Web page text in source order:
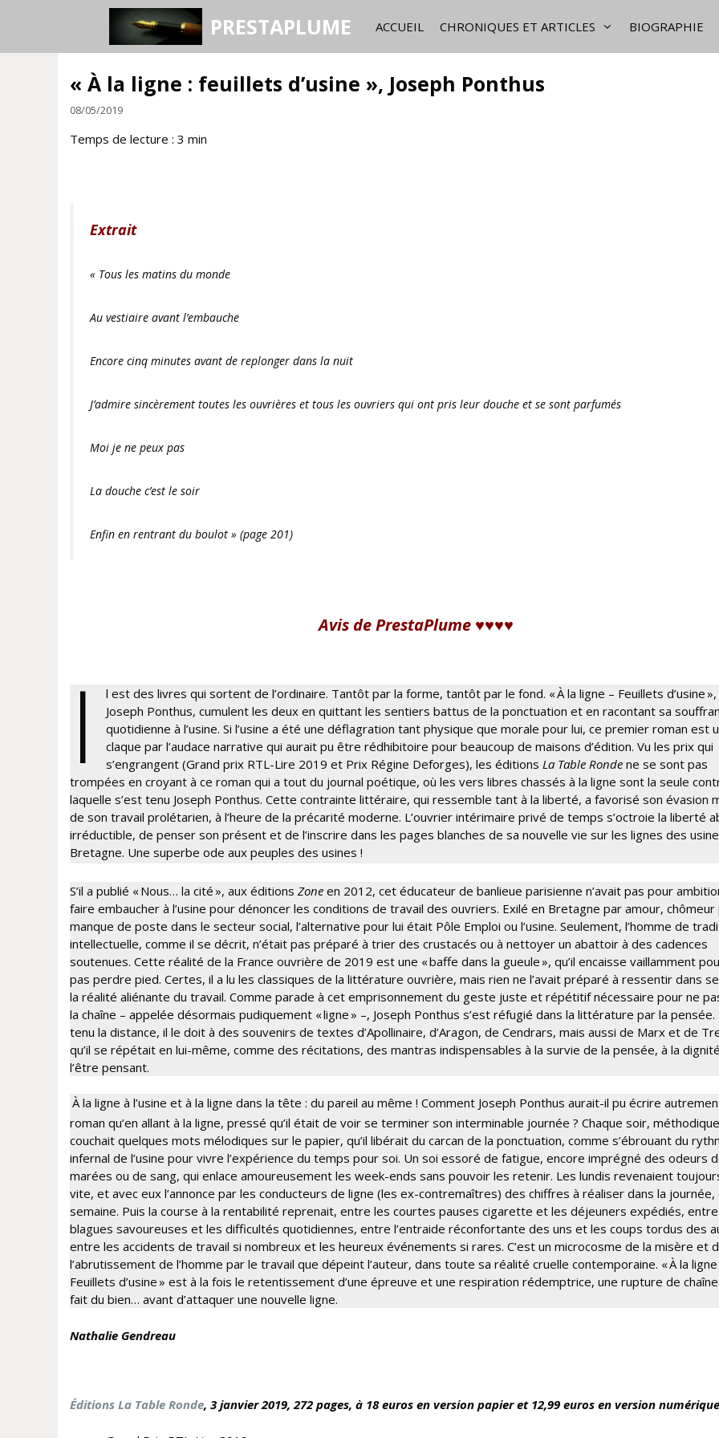
PRESTAPLUME ACCUEIL CHRONIQUES ET ARTICLES BIOGRAPHIE
« À la ligne : feuillets d’usine », Joseph Ponthus
08/05/2019
Temps de lecture : 3 min
Extrait
« Tous les matins du monde
Au vestiaire avant l’embauche
Encore cinq minutes avant de replonger dans la nuit
J’admire sincèrement toutes les ouvrières et tous les ouvriers qui ont pris leur douche et se sont parfumés
Moi je ne peux pas
La douche c’est le soir
Enfin en rentrant du boulot » (page 201)
Avis de PrestaPlume ♥♥♥♥
I
l est des livres qui sortent de l’ordinaire. Tantôt par la forme, tantôt par le fond. « À la ligne – Feuillets d’usine
Joseph Ponthus, cumulent les deux en quittant les sentiers battus de la ponctuation et en racontant sa
quotidienne à l’usine. Si l’usine a été une déflagration tant physique que morale pour lui, ce premier roman est
claque par l’audace narrative qui aurait pu être rédhibitoire pour beaucoup de maisons d’édition. Vu les prix qui
s’engrangent (Grand prix RTL-Lire 2019 et Prix Régine Deforges), les éditions La Table Rondene se sont pas
trompées en croyant à ce roman qui a tout du journal poétique, où les vers libres chassés à la ligne sont la seule
laquelle s’est tenu Joseph Ponthus. Cette contrainte littéraire, qui ressemble tant à la liberté, a favorisé son évasion
de son travail prolétarien, à l’heure de la précarité moderne. L’ouvrier intérimaire privé de temps s’octroie la liberté
irréductible, de penser son présent et de l’inscrire dans les pages blanches de sa nouvelle vie sur les lignes des
Bretagne. Une superbe ode aux peuples des usines !
S’il a publié « Nous… la cité », aux éditions Zone en 2012, cet éducateur de banlieue parisienne n’avait pas pour
faire embaucher à l’usine pour dénoncer les conditions de travail des ouvriers. Exilé en Bretagne par amour, chômeur
manque de poste dans le secteur social, l’alternative pour lui était Pôle Emploi ou l’usine. Seulement, l’homme de
intellectuelle, comme il se décrit, n’était pas préparé à trier des crustacés ou à nettoyer un abattoir à des cadences
soutenues. Cette réalité de la France ouvrière de 2019 est une « baffe dans la gueule », qu’il encaisse vaillamment
pas perdre pied. Certes, il a lu les classiques de la littérature ouvrière, mais rien ne l’avait préparé à ressentir dans
la réalité aliénante du travail. Comme parade à cet emprisonnement du geste juste et répétitif nécessaire pour ne
la chaîne – appelée désormais pudiquement « ligne » –, Joseph Ponthus s’est réfugié dans la littérature par la pensée.
tenu la distance, il le doit à des souvenirs de textes d’Apollinaire, d’Aragon, de Cendrars, mais aussi de Marx et de
qu’il se répétait en lui-même, comme des récitations, des mantras indispensables à la survie de la pensée, à la
l’être pensant.
À la ligne à l’usine et à la ligne dans la tête : du pareil au même ! Comment Joseph Ponthus aurait-il pu écrire
roman qu’en allant à la ligne, pressé qu’il était de voir se terminer son interminable journée ? Chaque soir,
couchait quelques mots mélodiques sur le papier, qu’il libérait du carcan de la ponctuation, comme s’ébrouant du
infernal de l’usine pour vivre l’expérience du temps pour soi. Un soi essoré de fatigue, encore imprégné des odeurs
marées ou de sang, qui enlace amoureusement les week-ends sans pouvoir les retenir. Les lundis revenaient
vite, et avec eux l’annonce par les conducteurs de ligne (les ex-contremaîtres) des chiffres à réaliser dans la journée,
semaine. Puis la course à la rentabilité reprenait, entre les courtes pauses cigarette et les déjeuners expédiés,
blagues savoureuses et les difficultés quotidiennes, entre l’entraide réconfortante des uns et les coups tordus des
entre les accidents de travail si nombreux et les heureux événements si rares. C’est un microcosme de la misère et
l’abrutissement de l’homme par le travail que dépeint l’auteur, dans toute sa réalité cruelle contemporaine. « À la
Feuillets d’usine » est à la fois le retentissement d’une épreuve et une respiration rédemptrice, une rupture de
fait du bien… avant d’attaquer une nouvelle ligne.
Nathalie Gendreau
Éditions La Table Ronde, 3 janvier2019, 272 pages, à 18 euros en version papier et 12,99 euros en version